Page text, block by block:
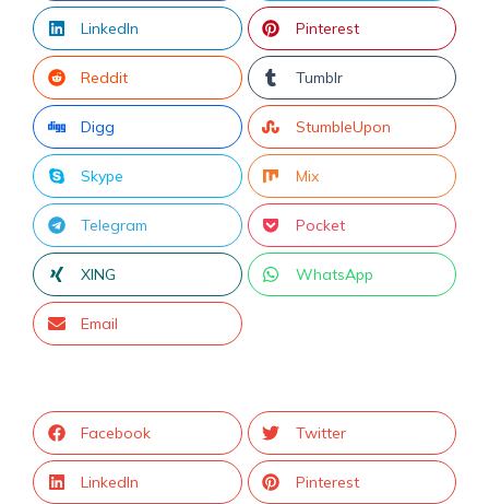
LinkedIn Pinterest
Reddit Tumblr
Digg StumbleUpon
Skype Mix
Telegram Pocket
XING WhatsApp
Email
Facebook Twitter
LinkedIn Pinterest